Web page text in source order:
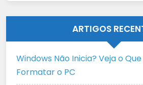
ARTIGOS
Windows Não Inicia? Veja o
Formatar o PC